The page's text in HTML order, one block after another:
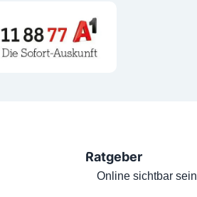
Ratgeber
Online sichtbar sein